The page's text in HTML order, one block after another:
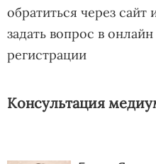
обратиться через сайт
задать вопрос в
регистрации
Консультация